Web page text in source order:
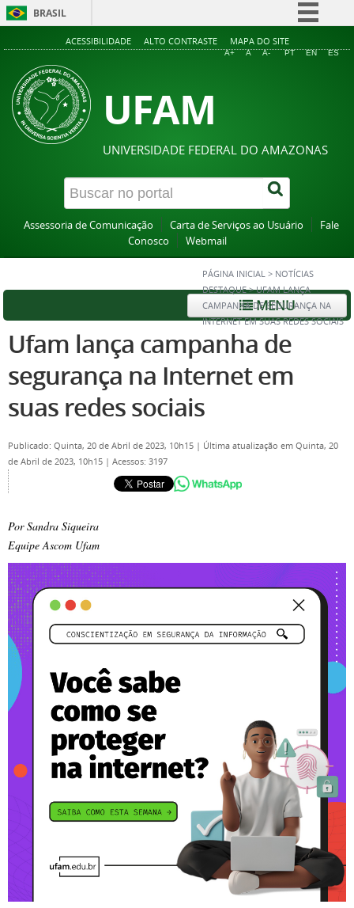
BRASIL
Simplifique!
Acesso à informação
ACESSIBILIDADE ALTO CONTRASTE MAPA DO SITE
A+ A A- PT EN ES
UFAM
UNIVERSIDADE FEDERAL DO AMAZONAS
Assessoria de Comunicação Carta de Serviços ao Usuário
Fale
Conosco
Webmail
PÁGINA INICIAL > NOTÍCIAS
DESTAQUE >UFAM LANÇA
CAMPANHA DE SEGURANÇA NA
INTERNET EM SUAS REDES SOCIAIS
MENU
Ufam lança campanha de
segurança na Internet em
suas redes sociais
Publicado: Quinta, 20 de Abril de 2023, 10h15 | Última atualização em Quinta, 20
de Abril de 2023, 10h15 | Acessos: 3197
Por Sandra Siqueira
Equipe Ascom Ufam